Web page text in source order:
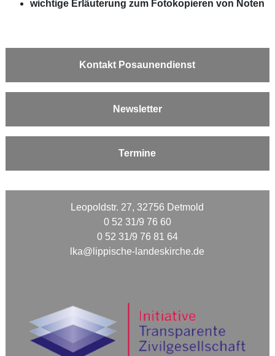
wichtige Erläuterung zum Fotokopieren von Noten
Kontakt Posaunendienst
Newsletter
Termine
Leopoldstr. 27, 32756 Detmold
0 52 31/9 76 60
0 52 31/9 76 81 64
lka@lippische-landeskirche.de